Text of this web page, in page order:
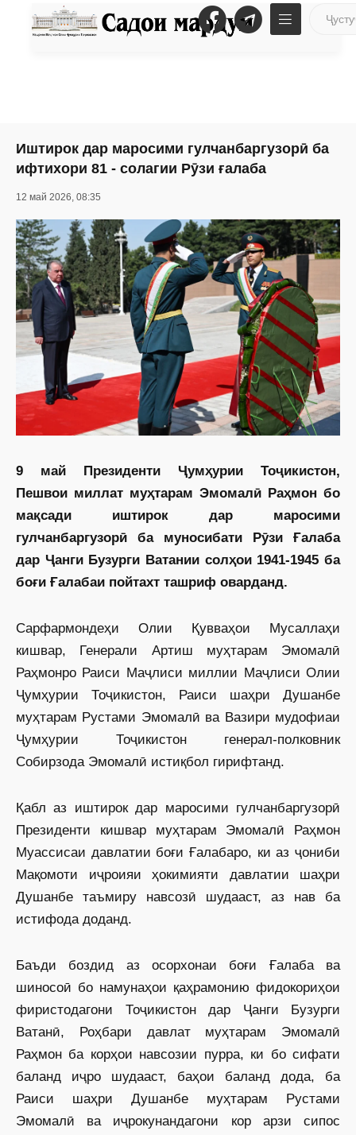
Иштирок дар маросими гулчанбаргузорӣ ба
ифтихори 81 - солагии Рӯзи ғалаба
12 май 2026, 08:35
9 май Президенти Ҷумҳурии Тоҷикистон,
Пешвои миллат муҳтарам Эмомалӣ Раҳмон бо
мақсади иштирок дар маросими
гулчанбаргузорӣ ба муносибати Рӯзи Ғалаба
дар Ҷанги Бузурги Ватании солҳои 1941-1945 ба
боғи Ғалабаи пойтахт ташриф оварданд.
Сарфармондеҳи Олии Қувваҳои Мусаллаҳи
кишвар, Генерали Артиш муҳтарам Эмомалӣ
Раҳмонро Раиси Маҷлиси миллии Маҷлиси Олии
Ҷумҳурии Тоҷикистон, Раиси шаҳри Душанбе
муҳтарам Рустами Эмомалӣ ва Вазири мудофиаи
Ҷумҳурии Тоҷикистон генерал-полковник
Собирзода Эмомалӣ истиқбол гирифтанд.
Қабл аз иштирок дар маросими гулчанбаргузорӣ
Президенти кишвар муҳтарам Эмомалӣ Раҳмон
Муассисаи давлатии боғи Ғалабаро, ки аз ҷониби
Мақомоти иҷроияи ҳокимияти давлатии шаҳри
Душанбе таъмиру навсозӣ шудааст, аз нав ба
истифода доданд.
Баъди боздид аз осорхонаи боғи Ғалаба ва
шиносоӣ бо намунаҳои қаҳрамонию фидокориҳои
фиристодагони Тоҷикистон дар Ҷанги Бузурги
Ватанӣ, Роҳбари давлат муҳтарам Эмомалӣ
Раҳмон ба корҳои навсозии пурра, ки бо сифати
баланд иҷро шудааст, баҳои баланд дода, ба
Раиси шаҳри Душанбе муҳтарам Рустами
Эмомалӣ ва иҷрокунандагони кор арзи сипос